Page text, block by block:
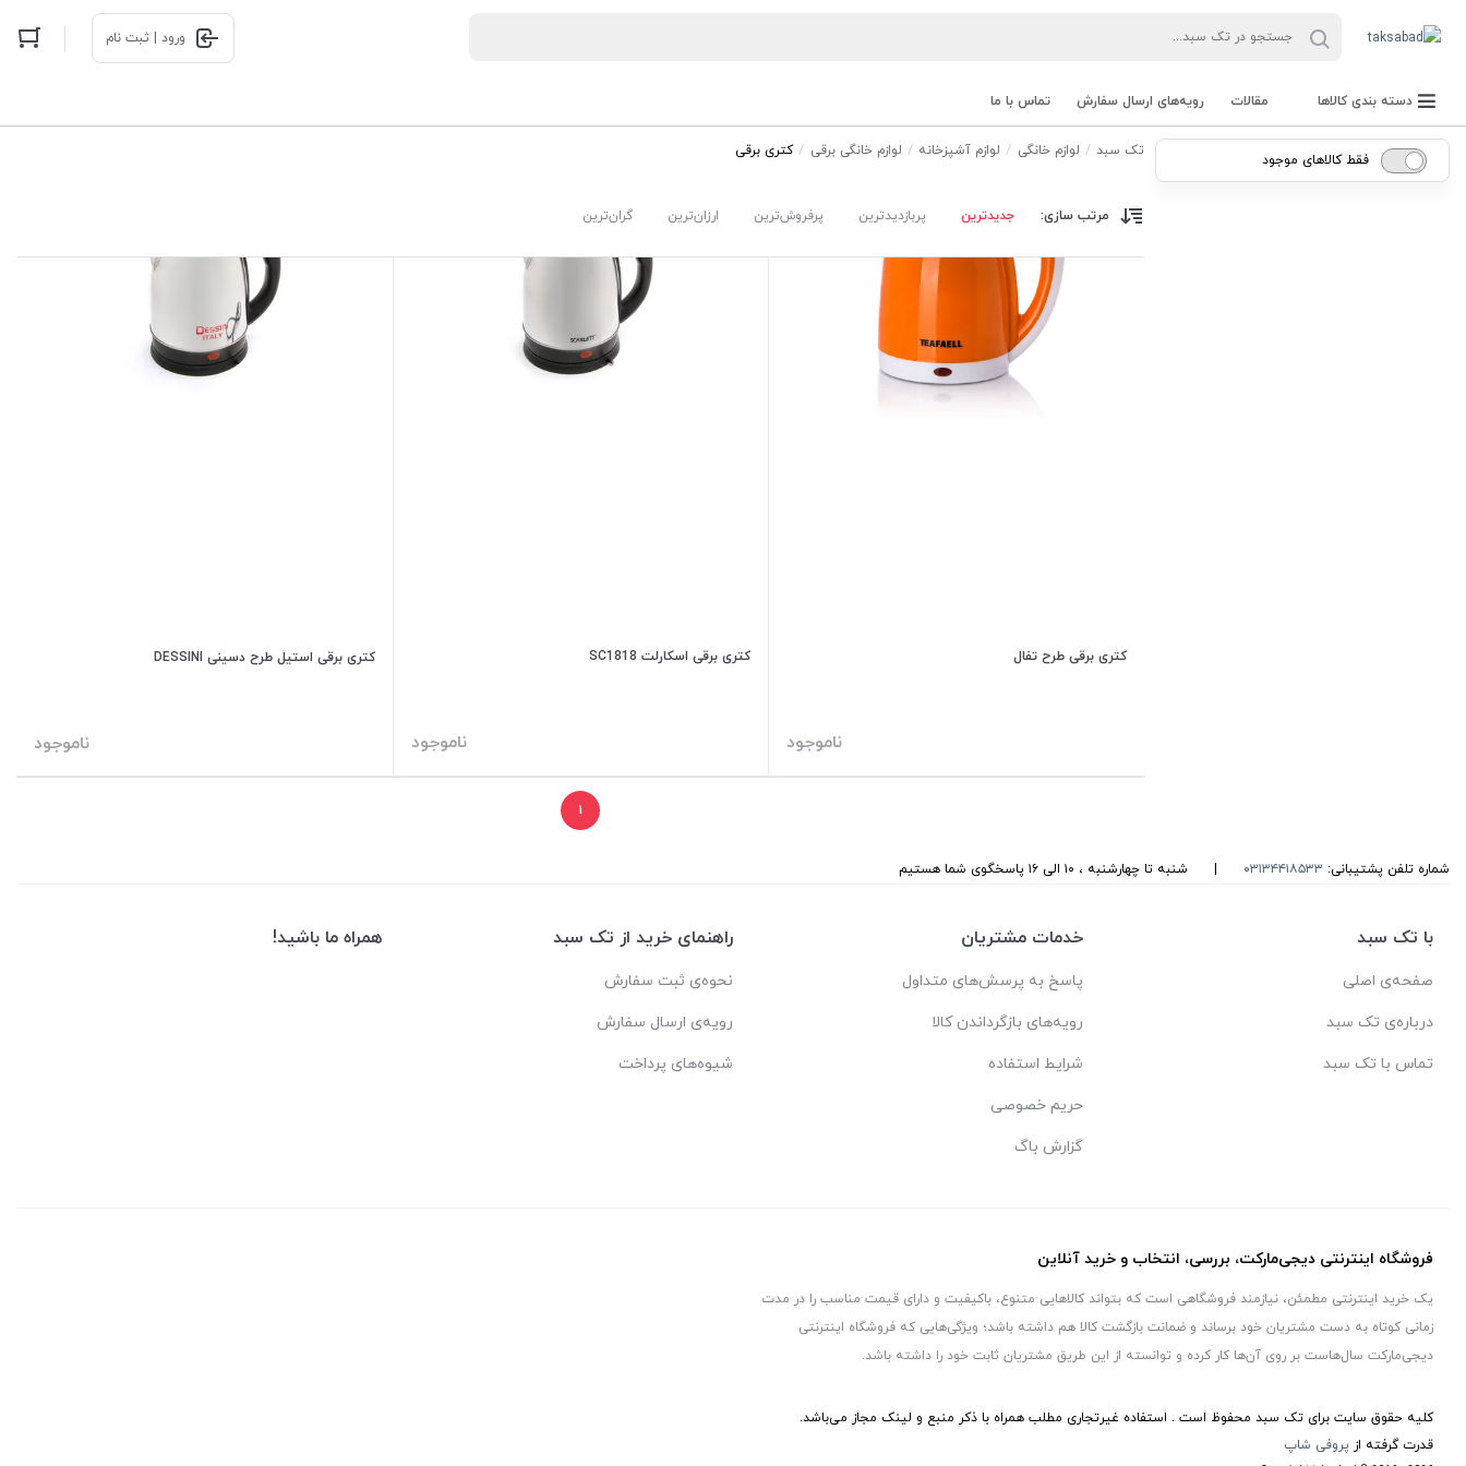
ورود | ثبت نام
دسته بندی کالاها مقالات رویه‌های ارسال سفارش تماس با ما
تک سبد لوازم خانگی لوازم آشپزخانه لوازم خانگی برقی کتری برقی
مرتب سازی: جدیدترین پربازدیدترین پرفروش‌ترین ارزان‌ترین گران‌ترین
کتری برقی طرح تفال
ناموجود
کتری برقی اسکارلت SC1818
ناموجود
کتری برقی استیل طرح دسینی DESSINI
ناموجود
۱
فقط کالاهای موجود
شماره تلفن پشتیبانی: ۰۳۱۳۴۴۱۸۵۳۳ شنبه تا چهارشنبه ، ۱۰ الی ۱۶ پاسخگوی شما هستیم
با تک سبد
صفحه‌ی اصلی
درباره‌ی تک سبد
تماس با تک سبد
خدمات مشتریان
پاسخ به پرسش‌های متداول
رویه‌های بازگرداندن کالا
شرایط استفاده
حریم خصوصی
گزارش باگ
راهنمای خرید از تک سبد
نحوه‌ی ثبت سفارش
رویه‌ی ارسال سفارش
شیوه‌های پرداخت
همراه ما باشید!
فروشگاه اینترنتی دیجی‌مارکت، بررسی، انتخاب و خرید آنلاین
یک خرید اینترنتی مطمئن، نیازمند فروشگاهی است که بتواند کالاهایی متنوع، باکیفیت و دارای قیمت مناسب را در مدت
زمانی کوتاه به دست مشتریان خود برساند و ضمانت بازگشت کالا هم داشته باشد؛ ویژگی‌هایی که فروشگاه اینترنتی
دیجی‌مارکت سال‌هاست بر روی آن‌ها کار کرده و توانسته از این طریق مشتریان ثابت خود را داشته باشد.
کلیه حقوق سایت برای تک سبد محفوظ است . استفاده غیرتجاری مطلب همراه با ذکر منبع و لینک مجاز می‌باشد.
قدرت گرفته از پروفی شاپ